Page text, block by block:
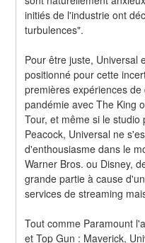
initiés de l'industrie ont
turbulences".
Pour être juste, Universal
positionné pour cette
premières expériences
pandémie avec The King
Tour, et même si le studio
Peacock, Universal ne
d'enthousiasme dans le
Warner Bros. ou Disney,
grande partie à cause
services de streaming
Tout comme Paramount
et Top Gun : Maverick,